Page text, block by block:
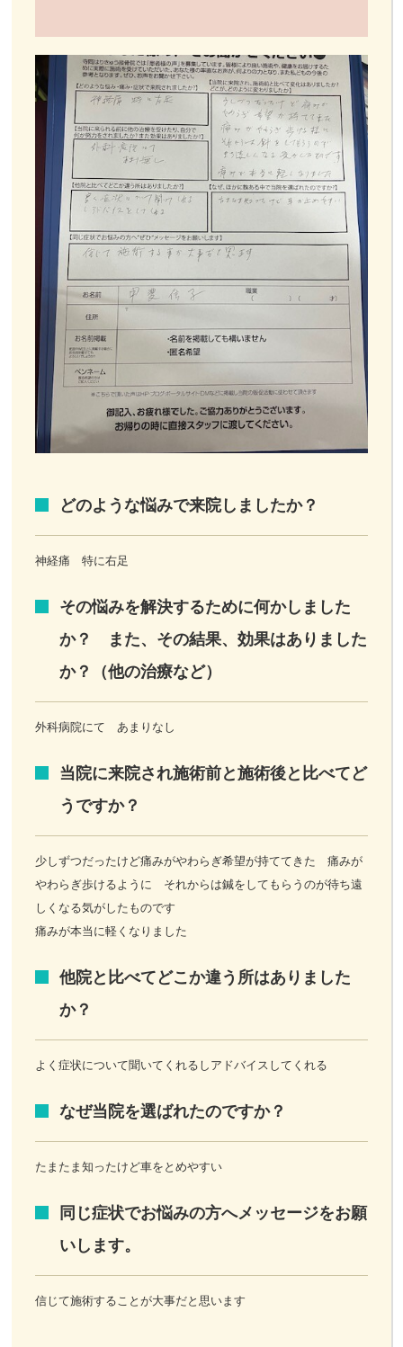
どのような悩みで来院しましたか？
神経痛 特に右足
その悩みを解決するために何かしました
か？ また、その結果、効果はありました
か？（他の治療など）
外科病院にて あまりなし
当院に来院され施術前と施術後と比べてど
うですか？
少しずつだったけど痛みがやわらぎ希望が持ててきた 痛みが
やわらぎ歩けるように それからは鍼をしてもらうのが待ち遠
しくなる気がしたものです
痛みが本当に軽くなりました
他院と比べてどこか違う所はありました
か？
よく症状について聞いてくれるしアドバイスしてくれる
なぜ当院を選ばれたのですか？
たまたま知ったけど車をとめやすい
同じ症状でお悩みの方へメッセージをお願
いします。
信じて施術することが大事だと思います